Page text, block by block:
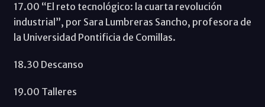
17.00 “El reto tecnológico: la cuarta revolución
industrial”, por Sara Lumbreras Sancho, profesora de
la Universidad Pontificia de Comillas.
18.30 Descanso
19.00 Talleres